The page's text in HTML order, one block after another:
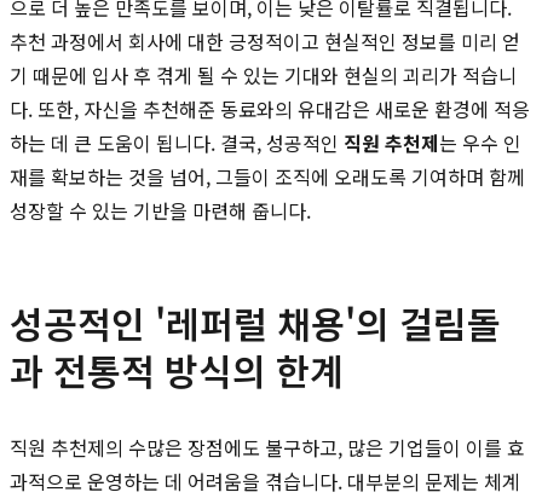
으로 더 높은 만족도를 보이며, 이는 낮은 이탈률로 직결됩니다.
추천 과정에서 회사에 대한 긍정적이고 현실적인 정보를 미리 얻
기 때문에 입사 후 겪게 될 수 있는 기대와 현실의 괴리가 적습니
다. 또한, 자신을 추천해준 동료와의 유대감은 새로운 환경에 적응
하는 데 큰 도움이 됩니다. 결국, 성공적인 직원 추천제는 우수 인
재를 확보하는 것을 넘어, 그들이 조직에 오래도록 기여하며 함께
성장할 수 있는 기반을 마련해 줍니다.
성공적인 '레퍼럴 채용'의 걸림돌
과 전통적 방식의 한계
직원 추천제의 수많은 장점에도 불구하고, 많은 기업들이 이를 효
과적으로 운영하는 데 어려움을 겪습니다. 대부분의 문제는 체계